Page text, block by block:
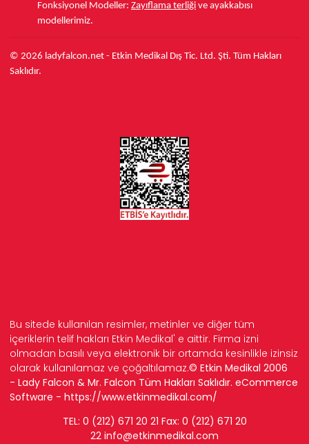
Fonksiyonel Modeller: Zayıflama terliği ve ayakkabısı
modellerimiz.
© 2026 ladyfalcon.net - Etkin Medikal Dış Tic. Ltd. Şti. Tüm Hakları
Saklıdır.
Bu sitede kullanılan resimler, metinler ve diğer tüm
içeriklerin telif hakları Etkin Medikal' e aittir. Firma izni
olmadan basılı veya elektronik bir ortamda kesinlikle izinsiz
olarak kullanılamaz ve çoğaltılamaz.© Etkin Medikal 2006
- Lady Falcon & Mr. Falcon Tüm Hakları Saklıdır. eCommerce
Software - https://www.etkinmedikal.com/
TEL: 0 (212) 671 20 21 Fax: 0 (212) 671 20
22 info@etkinmedikal.com